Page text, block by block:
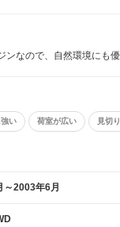
ンなので、自然環境にも優
い 荷室が広い 見切
～2003年6月